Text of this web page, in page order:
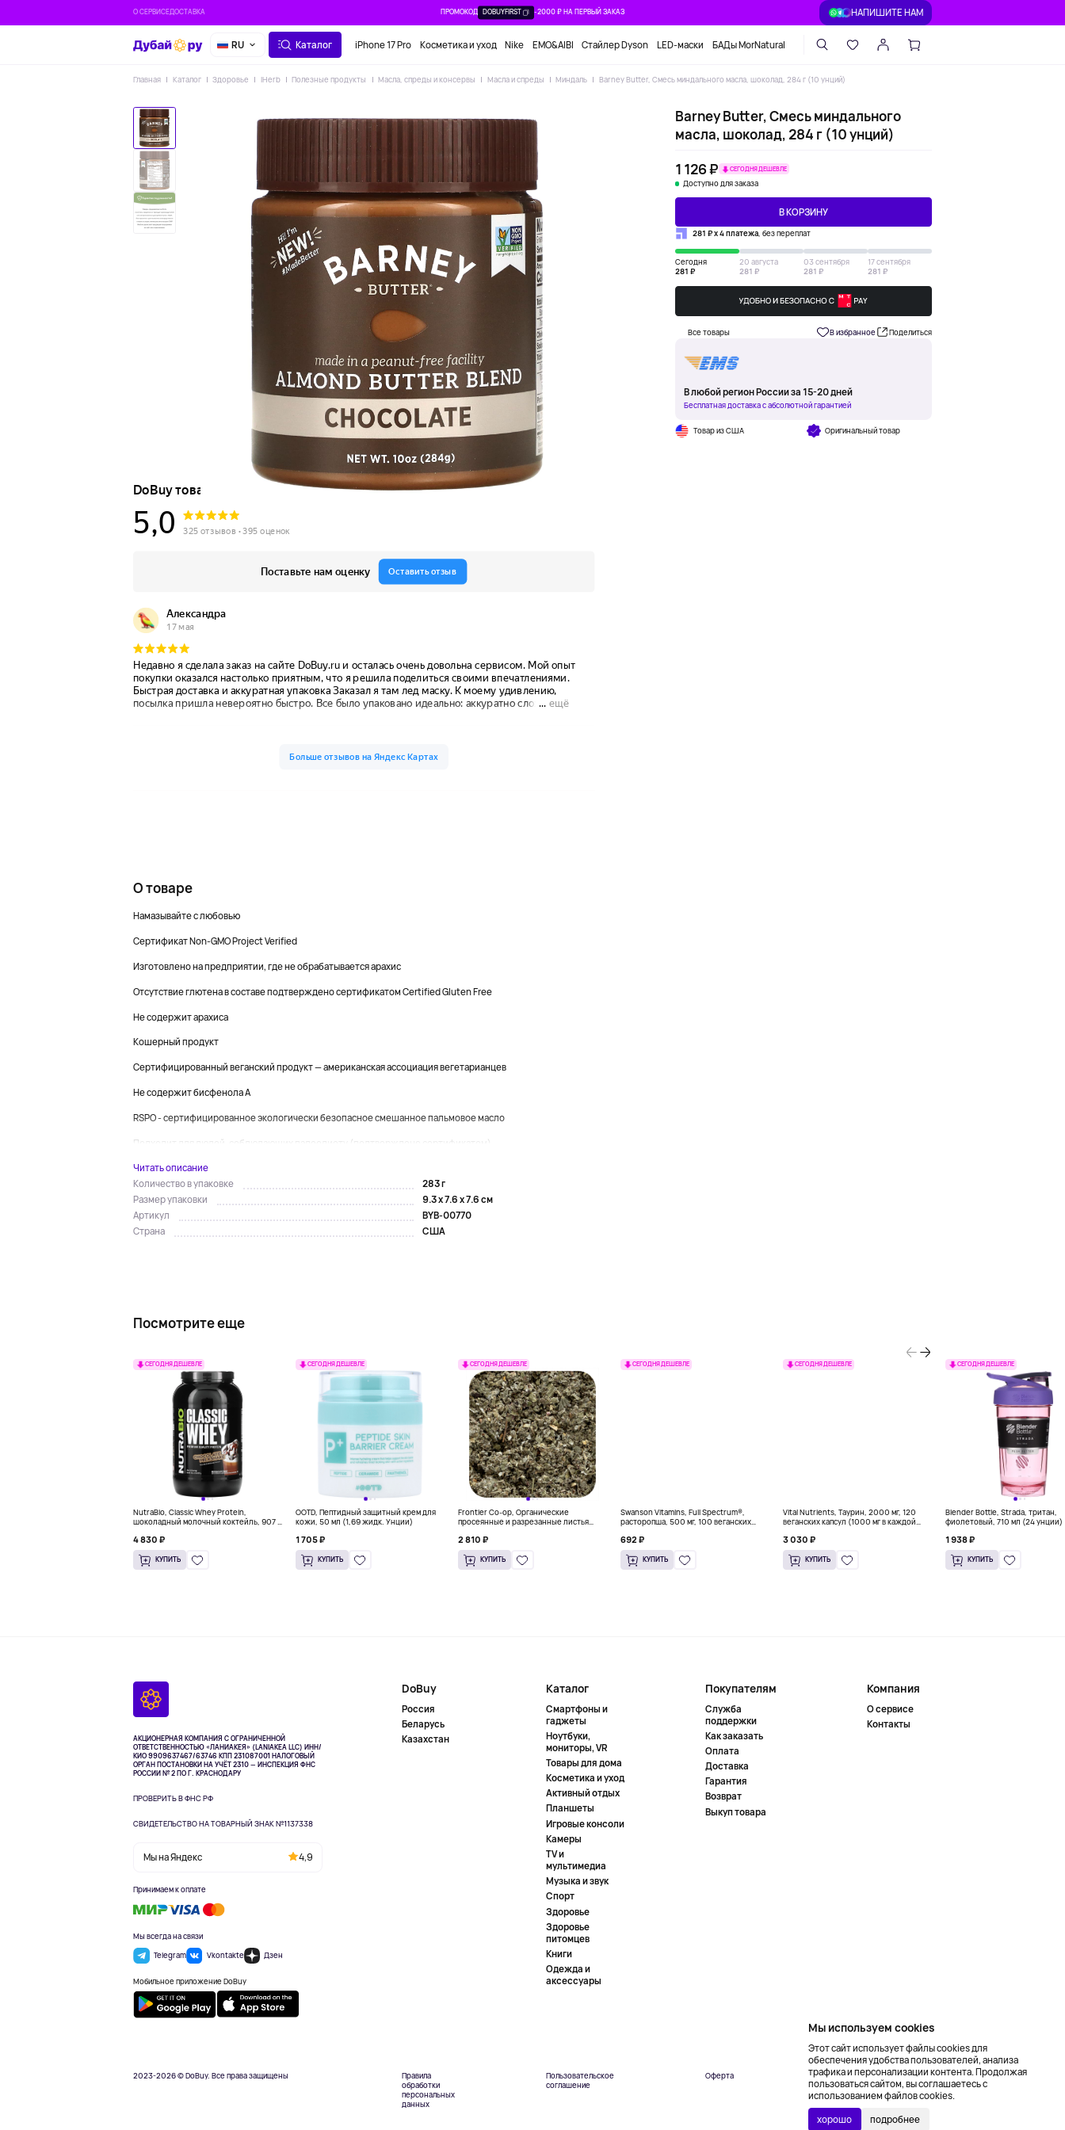
О СЕРВИСЕДОСТАВКА ПРОМОКОД DOBUYFIRST -2000 ₽ НА ПЕРВЫЙ ЗАКАЗ НАПИШИТЕ НАМ
RU Каталог iPhone 17 Pro Косметика и уход Nike EMO&AIBI Стайлер Dyson LED-маски БАДы MorNatural
Главная Каталог Здоровье IHerb Полезные продукты Масла, спреды и консервы Масла и спреды Миндаль Barney Butter, Смесь миндального масла, шоколад, 284 г (10 унций)
Barney Butter, Смесь миндального
масла, шоколад, 284 г (10 унций)
1 126 ₽
СЕГОДНЯ ДЕШЕВЛЕ
Доступно для заказа
В КОРЗИНУ
281 ₽ х 4 платежа, без переплат
Сегодня
281 ₽
20 августа
281 ₽
03 сентября
281 ₽
17 сентября
281 ₽
Все товары В избранное Поделиться
В любой регион России за 15-20 дней
Бесплатная доставка с абсолютной гарантией
Товар из США Оригинальный товар
О товаре
Намазывайте с любовью
Сертификат Non-GMO Project Verified
Изготовлено на предприятии, где не обрабатывается арахис
Отсутствие глютена в составе подтверждено сертификатом Certified Gluten Free
Не содержит арахиса
Кошерный продукт
Сертифицированный веганский продукт — американская ассоциация вегетарианцев
Не содержит бисфенола A
RSPO - сертифицированное экологически безопасное смешанное пальмовое масло
Подходит для людей, соблюдающих палеодиету (подтверждено сертификатом)...
Читать описание
Количество в упаковке
283 г
Размер упаковки
9.3 x 7.6 x 7.6 см
Артикул
BYB-00770
Страна
США
Посмотрите еще
СЕГОДНЯ ДЕШЕВЛЕ
NutraBio, Classic Whey Protein,
шоколадный молочный коктейль, 907 г
4 830 ₽
КУПИТЬ
СЕГОДНЯ ДЕШЕВЛЕ
OOTD, Пептидный защитный крем для
кожи, 50 мл (1,69 жидк. Унции)
1 705 ₽
КУПИТЬ
СЕГОДНЯ ДЕШЕВЛЕ
Frontier Co-op, Органические
просеянные и разрезанные листья
2 810 ₽
КУПИТЬ
СЕГОДНЯ ДЕШЕВЛЕ
Swanson Vitamins, Full Spectrum®,
расторопша, 500 мг, 100 веганских
692 ₽
КУПИТЬ
СЕГОДНЯ ДЕШЕВЛЕ
Vital Nutrients, Таурин, 2000 мг, 120
веганских капсул (1000 мг в каждой
3 030 ₽
КУПИТЬ
СЕГОДНЯ ДЕШЕВЛЕ
Blender Bottle, Strada, тритан,
фиолетовый, 710 мл (24 унции)
1 938 ₽
КУПИТЬ
АКЦИОНЕРНАЯ КОМПАНИЯ С ОГРАНИЧЕННОЙ
ОТВЕТСТВЕННОСТЬЮ «ЛАНИАКЕЯ» (LANIAKEA LLC) ИНН/
КИО 9909637467/63746 КПП 231087001 НАЛОГОВЫЙ
ОРГАН ПОСТАНОВКИ НА УЧЁТ 2310 — ИНСПЕКЦИЯ ФНС
РОССИИ № 2 ПО Г. КРАСНОДАРУ
ПРОВЕРИТЬ В ФНС РФ
СВИДЕТЕЛЬСТВО НА ТОВАРНЫЙ ЗНАК №1137338
Мы на Яндекс 4,9
Принимаем к оплате
Мы всегда на связи
Telegram
Vkontakte Дзен
Мобильное приложение DoBuy
DoBuy
Россия
Беларусь
Казахстан
Каталог
Смартфоны и
гаджеты
Ноутбуки,
мониторы, VR
Товары для дома
Косметика и уход
Активный отдых
Планшеты
Игровые консоли
Камеры
TV и
мультимедиа
Музыка и звук
Спорт
Здоровье
Здоровье
питомцев
Книги
Одежда и
аксессуары
Покупателям
Служба
поддержки
Как заказать
Оплата
Доставка
Гарантия
Возврат
Выкуп товара
Компания
О сервисе
Контакты
2023-2026 © DoBuy. Все права защищены
Правила
обработки
персональных
данных
Пользовательское
соглашение
Оферта
Создание сайта –
NetLab
Мы используем cookies
Этот сайт использует файлы cookies для
обеспечения удобства пользователей, анализа
трафика и персонализации контента. Продолжая
пользоваться сайтом, вы соглашаетесь с
использованием файлов cookies.
хорошо подробнее